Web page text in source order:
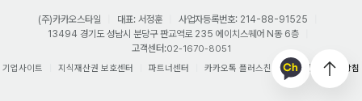
(주)카카오스타일 대표: 서정훈
사업자등록번호: 214-88-91525
13494 경기도 성남시 분당구 판교역로 235 에이치스퀘어 N동 6층
고객센터:02-1670-8051
기업사이트
지식재산권 보호센터 파트너센터 카카오톡 플러스친구 개인정보처리방침